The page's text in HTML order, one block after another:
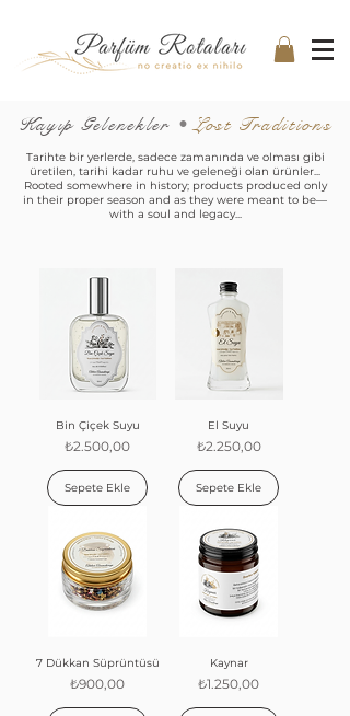
Kayıp Gelenekler •Lost Traditions
Tarihte bir yerlerde, sadece zamanında ve olması gibi
üretilen, tarihi kadar ruhu ve geleneği olan ürünler...
Rooted somewhere in history; products produced only
in their proper season and as they were meant to be—
with a soul and legacy...
Bin Çiçek Suyu
Fiyat
₺2.500,00
Sepete Ekle
El Suyu
Fiyat
₺2.250,00
Sepete Ekle
7 Dükkan Süprüntüsü
Fiyat
₺900,00
Kaynar
Fiyat
₺1.250,00